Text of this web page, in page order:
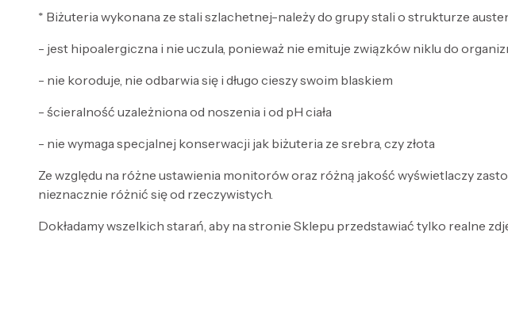
* Biżuteria wykonana ze stali szlachetnej-należy do grupy stali o strukturze
- jest hipoalergiczna i nie uczula, ponieważ nie emituje związków niklu do
- nie koroduje, nie odbarwia się i długo cieszy swoim blaskiem
- ścieralność uzależniona od noszenia i od pH ciała
- nie wymaga specjalnej konserwacji jak biżuteria ze srebra, czy złota
Ze względu na różne ustawienia monitorów oraz różną jakość wyświetlaczy
nieznacznie różnić się od rzeczywistych.
Dokładamy wszelkich starań, aby na stronie Sklepu przedstawiać tylko realne